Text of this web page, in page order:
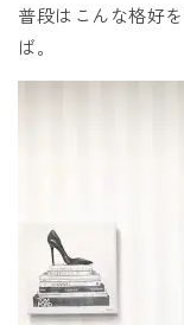
普段はこんな格好
ば。